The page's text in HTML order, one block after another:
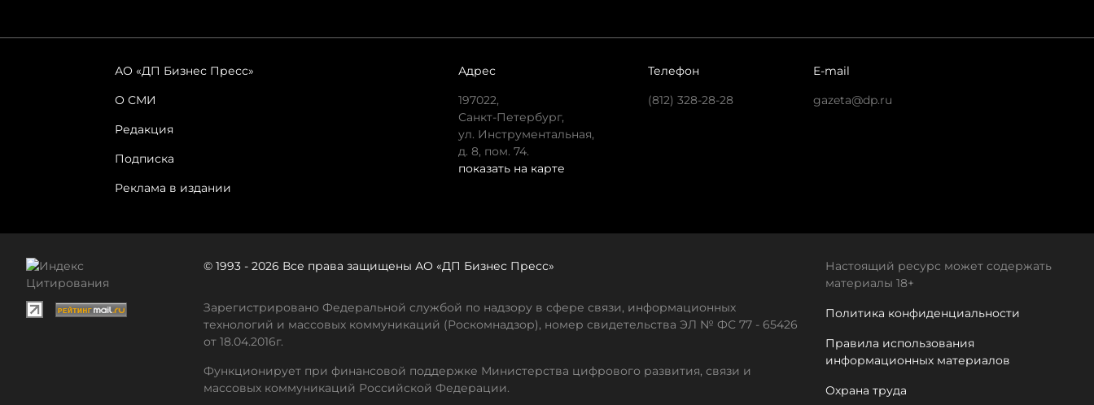
АО «ДП Бизнес Пресс»
О СМИ
Редакция
Подписка
Реклама в издании
Адрес
197022,
Санкт-Петербург,
ул. Инструментальная,
д. 8, пом. 74.
показать на карте
Телефон
(812) 328-28-28
E-mail
gazeta@dp.ru
© 1993 - 2026 Все права защищены АО «ДП Бизнес Пресс»
Зарегистрировано Федеральной службой по надзору в сфере связи, информационных
технологий и массовых коммуникаций (Роскомнадзор), номер свидетельства ЭЛ № ФС 77 - 65426
от 18.04.2016г.
Функционирует при финансовой поддержке Министерства цифрового развития, связи и
массовых коммуникаций Российской Федерации.
Настоящий ресурс может содержать
материалы 18+
Политика конфиденциальности
Правила использования
информационных материалов
Охрана труда